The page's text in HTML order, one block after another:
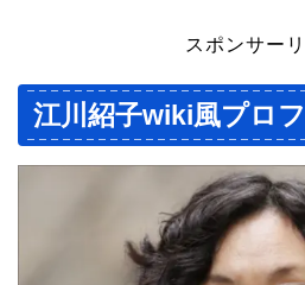
スポンサー
江川紹子wiki風プロ